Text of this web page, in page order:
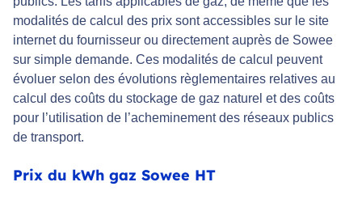
modalités de calcul des prix sont accessibles sur le site
internet du fournisseur ou directement auprès de Sowee
sur simple demande. Ces modalités de calcul peuvent
évoluer selon des évolutions règlementaires relatives au
calcul des coûts du stockage de gaz naturel et des coûts
pour l’utilisation de l’acheminement des réseaux publics
de transport.
Prix du kWh gaz Sowee HT